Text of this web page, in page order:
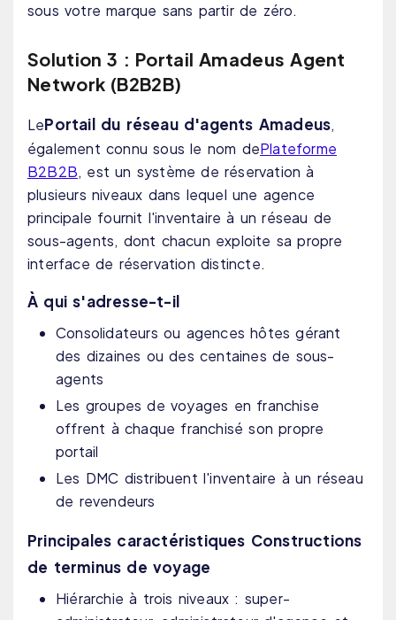
sous votre marque sans partir de zéro.
Solution 3 : Portail Amadeus Agent
Network (B2B2B)
LePortail du réseau d'agents Amadeus,
également connu sous le nom dePlateforme
B2B2B, est un système de réservation à
plusieurs niveaux dans lequel une agence
principale fournit l'inventaire à un réseau de
sous-agents, dont chacun exploite sa propre
interface de réservation distincte.
À qui s'adresse-t-il
Consolidateurs ou agences hôtes gérant
des dizaines ou des centaines de sous-
agents
Les groupes de voyages en franchise
offrent à chaque franchisé son propre
portail
Les DMC distribuent l'inventaire à un réseau
de revendeurs
Principales caractéristiques Constructions
de terminus de voyage
Hiérarchie à trois niveaux : super-